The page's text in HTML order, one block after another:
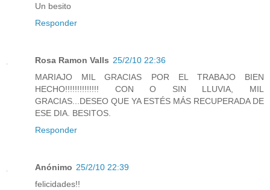
Un besito
Responder
Rosa Ramon Valls 25/2/10 22:36
MARIAJO MIL GRACIAS POR EL TRABAJO BIEN
HECHO!!!!!!!!!!!!!! CON O SIN LLUVIA, MIL
GRACIAS...DESEO QUE YA ESTÉS MÁS RECUPERADA DE
ESE DIA. BESITOS.
Responder
Anónimo 25/2/10 22:39
felicidades!!